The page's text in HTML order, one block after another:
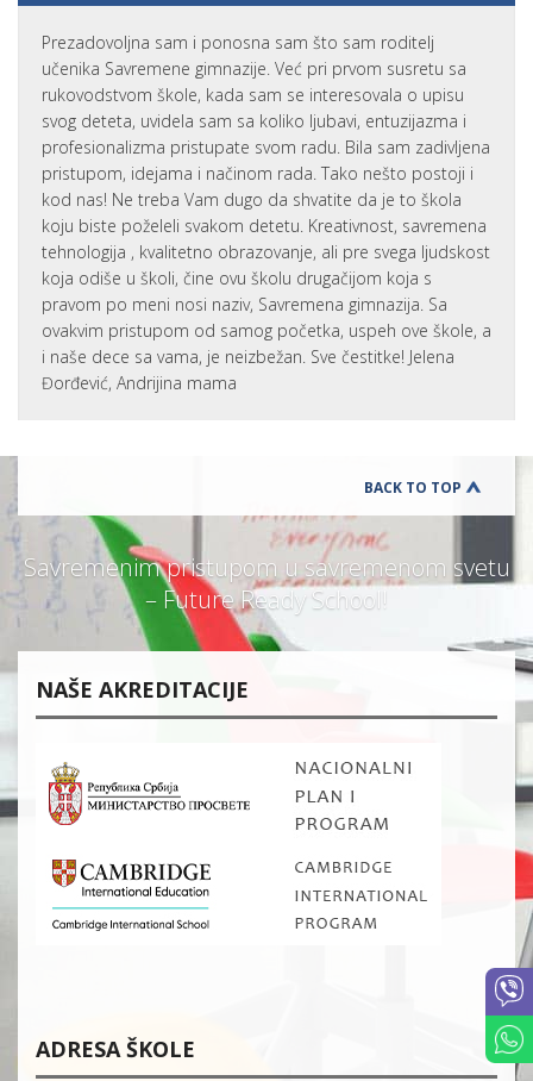
Prezadovoljna sam i ponosna sam što sam roditelj
učenika Savremene gimnazije. Već pri prvom susretu sa
rukovodstvom škole, kada sam se interesovala o upisu
svog deteta, uvidela sam sa koliko ljubavi, entuzijazma i
profesionalizma pristupate svom radu. Bila sam zadivljena
pristupom, idejama i načinom rada. Tako nešto postoji i
kod nas! Ne treba Vam dugo da shvatite da je to škola
koju biste poželeli svakom detetu. Kreativnost, savremena
tehnologija , kvalitetno obrazovanje, ali pre svega ljudskost
koja odiše u školi, čine ovu školu drugačijom koja s
pravom po meni nosi naziv, Savremena gimnazija. Sa
ovakvim pristupom od samog početka, uspeh ove škole, a
i naše dece sa vama, je neizbežan. Sve čestitke! Jelena
Đorđević, Andrijina mama
BACK TO TOP
Savremenim pristupom u savremenom svetu
– Future Ready School!
NAŠE AKREDITACIJE
ADRESA ŠKOLE